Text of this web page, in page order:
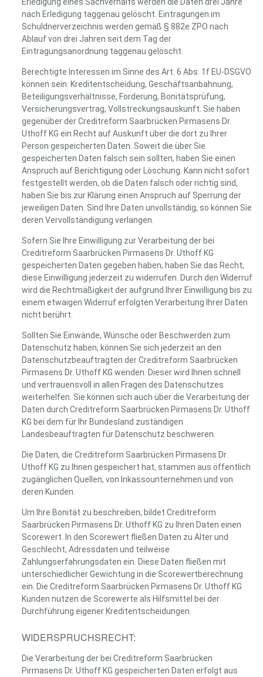
nach Erledigung taggenau gelöscht. Eintragungen im
Schuldnerverzeichnis werden gemäß § 882e ZPO nach
Ablauf von drei Jahren seit dem Tag der
Eintragungsanordnung taggenau gelöscht.
Berechtigte Interessen im Sinne des Art. 6 Abs. 1f EU-DSGVO
können sein: Kreditentscheidung, Geschäftsanbahnung,
Beteiligungsverhältnisse, Forderung, Bonitätsprüfung,
Versicherungsvertrag, Vollstreckungsauskunft. Sie haben
gegenüber der Creditreform Saarbrücken Pirmasens Dr.
Uthoff KG ein Recht auf Auskunft über die dort zu Ihrer
Person gespeicherten Daten. Soweit die über Sie
gespeicherten Daten falsch sein sollten, haben Sie einen
Anspruch auf Berichtigung oder Löschung. Kann nicht sofort
festgestellt werden, ob die Daten falsch oder richtig sind,
haben Sie bis zur Klärung einen Anspruch auf Sperrung der
jeweiligen Daten. Sind Ihre Daten unvollständig, so können Sie
deren Vervollständigung verlangen.
Sofern Sie Ihre Einwilligung zur Verarbeitung der bei
Creditreform Saarbrücken Pirmasens Dr. Uthoff KG
gespeicherten Daten gegeben haben, haben Sie das Recht,
diese Einwilligung jederzeit zu widerrufen. Durch den Widerruf
wird die Rechtmäßigkeit der aufgrund Ihrer Einwilligung bis zu
einem etwaigen Widerruf erfolgten Verarbeitung Ihrer Daten
nicht berührt.
Sollten Sie Einwände, Wünsche oder Beschwerden zum
Datenschutz haben, können Sie sich jederzeit an den
Datenschutzbeauftragten der Creditreform Saarbrücken
Pirmasens Dr. Uthoff KG wenden. Dieser wird Ihnen schnell
und vertrauensvoll in allen Fragen des Datenschutzes
weiterhelfen. Sie können sich auch über die Verarbeitung der
Daten durch Creditreform Saarbrücken Pirmasens Dr. Uthoff
KG bei dem für Ihr Bundesland zuständigen
Landesbeauftragten für Datenschutz beschweren.
Die Daten, die Creditreform Saarbrücken Pirmasens Dr.
Uthoff KG zu Ihnen gespeichert hat, stammen aus öffentlich
zugänglichen Quellen, von Inkassounternehmen und von
deren Kunden.
Um Ihre Bonität zu beschreiben, bildet Creditreform
Saarbrücken Pirmasens Dr. Uthoff KG zu Ihren Daten einen
Scorewert. In den Scorewert fließen Daten zu Alter und
Geschlecht, Adressdaten und teilweise
Zahlungserfahrungsdaten ein. Diese Daten fließen mit
unterschiedlicher Gewichtung in die Scorewertberechnung
ein. Die Creditreform Saarbrücken Pirmasens Dr. Uthoff KG
Kunden nutzen die Scorewerte als Hilfsmittel bei der
Durchführung eigener Kreditentscheidungen.
WIDERSPRUCHSRECHT:
Die Verarbeitung der bei Creditreform Saarbrücken
Pirmasens Dr. Uthoff KG gespeicherten Daten erfolgt aus